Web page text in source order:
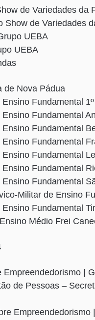
de Variedades da
Show de Variedades
UEBA
UEBA
de Nova Pádua
Fundamental
Fundamental
Fundamental
Fundamental
Fundamental
Fundamental
Fundamental
Militar de Ensino
Fundamental
Médio Frei
Empreendedorismo |
de Pessoas –
Empreendedorismo